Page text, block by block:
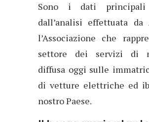
Sono i dati principali
dall’analisi effettuata da
l’Associazione che
settore dei servizi di
diffusa oggi sulle
di vetture elettriche ed
nostro Paese.